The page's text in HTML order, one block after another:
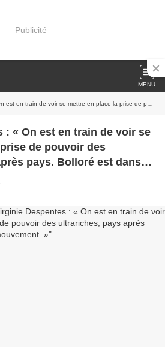
Publicité
MENU
en place la prise de pouvoir des ultrariches, pays après pays. Bolloré est dans ce mouvement. »
: « On est en train de voir se
de pouvoir des
pays. Bolloré est dans